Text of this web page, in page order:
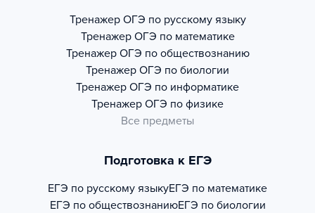
Тренажер ОГЭ по русскому языку
Тренажер ОГЭ по математике
Тренажер ОГЭ по обществознанию
Тренажер ОГЭ по биологии
Тренажер ОГЭ по информатике
Тренажер ОГЭ по физике
Все предметы
Подготовка к ЕГЭ
ЕГЭ по русскому языкуЕГЭ по математике
ЕГЭ по обществознаниюЕГЭ по биологии